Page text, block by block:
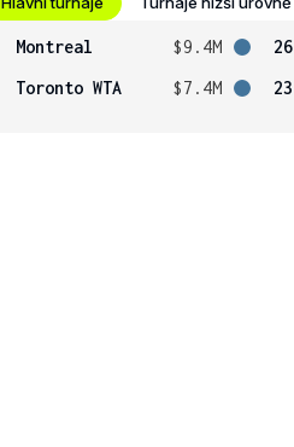
Montreal $9.4M
26
Toronto WTA
$7.4M 23